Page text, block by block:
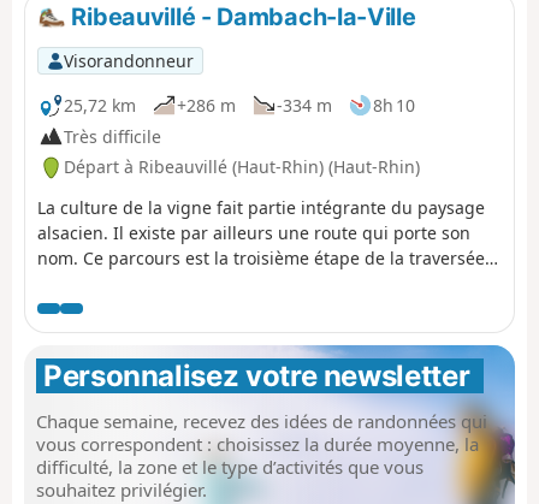
Ribeauvillé - Dambach-la-Ville
Visorandonneur
25,72 km
+286 m -334 m
8h 10
Très difficile
Départ à Ribeauvillé (Haut-Rhin) (Haut-Rhin)
La culture de la vigne fait partie intégrante du paysage
alsacien. Il existe par ailleurs une route qui porte son
nom. Ce parcours est la troisième étape de la traversée
Ville. Les points de vue sont très nombreux voire même
omniprésents en dehors des villages. Ces derniers sont
très typiques avec de jolies maisons à colombages et ont
un charme indéniable. Le patrimoine est lui aussi tout
aussi bien représenté.
Personnalisez votre newsletter
Chaque semaine, recevez des idées de randonnées qui
vous correspondent : choisissez la durée moyenne, la
difficulté, la zone et le type d’activités que vous
souhaitez privilégier.